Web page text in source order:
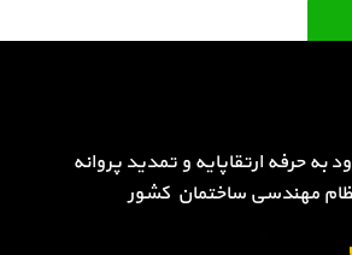
به حرفه ارتقاپایه و تمدید پروانه
مهندسی ساختمان کشور